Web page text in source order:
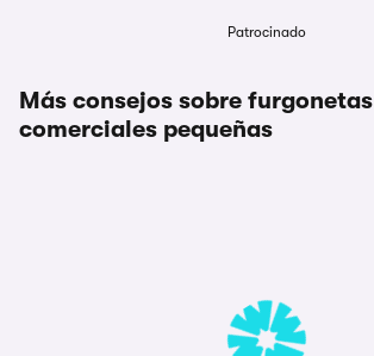
Patrocinado
Más consejos sobre furgonetas
comerciales pequeñas